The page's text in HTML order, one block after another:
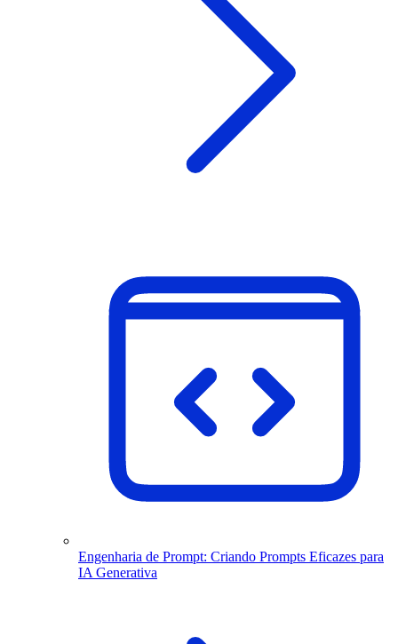
Engenharia de Prompt: Criando Prompts Eficazes para
IA Generativa